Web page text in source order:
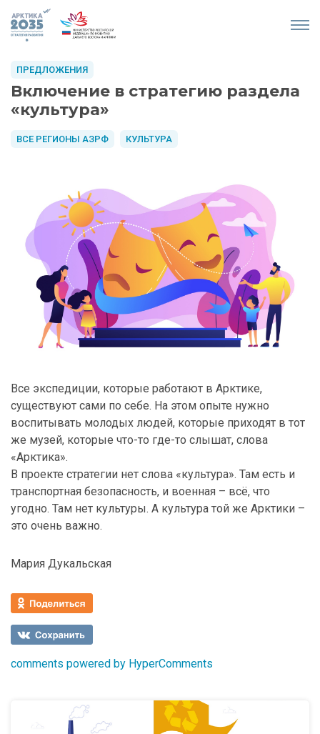
Включение в стратегию раздела
«культура»
ВСЕ РЕГИОНЫ АЗРФ КУЛЬТУРА
ПРЕДЛОЖЕНИЯ
Все экспедиции, которые работают в Арктике,
существуют сами по себе. На этом опыте нужно
воспитывать молодых людей, которые приходят в тот
же музей, которые что-то где-то слышат, слова
«Арктика».
В проекте стратегии нет слова «культура». Там есть и
транспортная безопасность, и военная – всё, что
угодно. Там нет культуры. А культура той же Арктики –
это очень важно.
Мария Дукальская
comments powered by HyperComments